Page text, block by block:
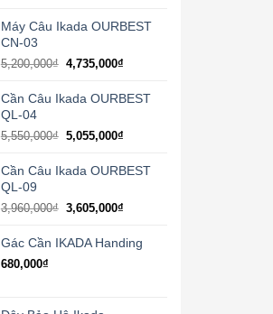
từ
Máy Câu Ikada OURBEST
CN-03
5,200,000₫ Giá
là:
4,735,000₫Giá
tại
Cần Câu Ikada OURBEST
QL-04
5,550,000₫ 5,055,000₫
Cần Câu Ikada OURBEST
QL-09
3,960,000₫ 3,605,000₫
Gác Cần IKADA Handing
680,000₫